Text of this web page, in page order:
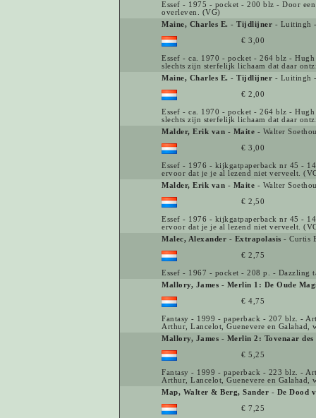
Essef - 1975 - pocket - 200 blz - Door
overleven. (VG)
Maine, Charles E. - Tijdlijner - Luitingh
€ 3,00
Essef - ca. 1970 - pocket - 264 blz -
slechts zijn sterfelijk lichaam dat daar
Maine, Charles E. - Tijdlijner - Luitingh
€ 2,00
Essef - ca. 1970 - pocket - 264 blz -
slechts zijn sterfelijk lichaam dat daar
Malder, Erik van - Maite - Walter
€ 3,00
Essef - 1976 - kijkgatpaperback nr 45 -
ervoor dat je je al lezend niet verveelt.
Malder, Erik van - Maite - Walter
€ 2,50
Essef - 1976 - kijkgatpaperback nr 45 -
ervoor dat je je al lezend niet verveelt.
Malec, Alexander - Extrapolasis - Curtis
€ 2,75
Essef - 1967 - pocket - 208 p. - Dazzling
Mallory, James - Merlin 1: De Oude
€ 4,75
Fantasy - 1999 - paperback - 207 blz. -
Arthur, Lancelot, Guenevere en Galahad,
Mallory, James - Merlin 2: Tovenaar des
€ 5,25
Fantasy - 1999 - paperback - 223 blz. -
Arthur, Lancelot, Guenevere en Galahad,
Map, Walter & Berg, Sander - De Dood
€ 7,25